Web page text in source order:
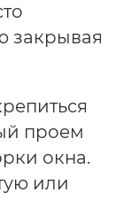
закрывая
проем
окна.
или